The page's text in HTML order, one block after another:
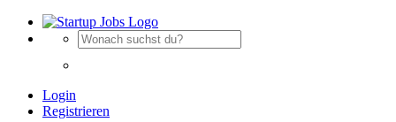
Login
Registrieren